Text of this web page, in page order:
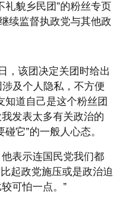
礼貌乡民团”的粉丝专页
续监督执政党与其他政
，该团决定关团时给出
涉及个人隐私，不方便
知道自己是这个粉丝团
发表太多有关政治的
它”的一般人心态。
表示连国民党我们都
起政党施压或是政治迫
可怕一点。”